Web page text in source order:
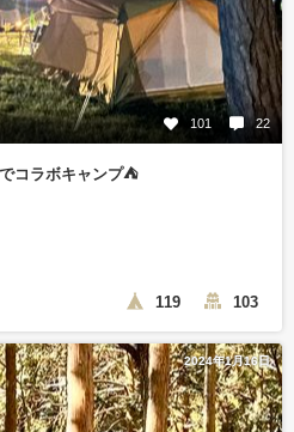
101 22
コラボキャンプ⛺️
119 103
2024年1月16日